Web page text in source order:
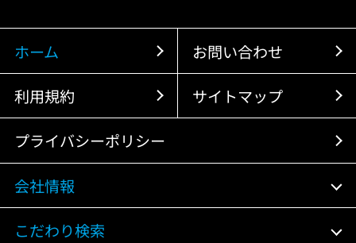
ホーム お問い合わせ
利用規約 サイトマップ
プライバシーポリシー
会社情報
こだわり検索